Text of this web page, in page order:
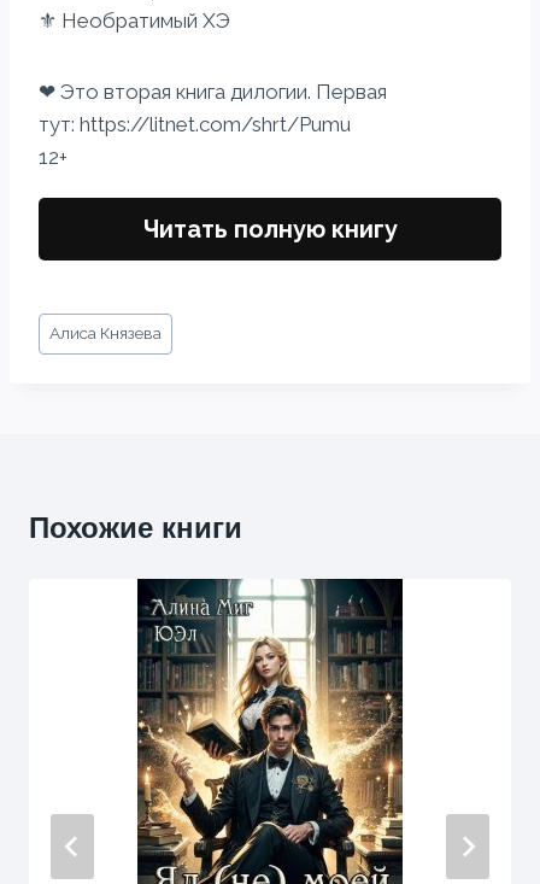
⚜ Необратимый ХЭ
❤ Это вторая книга дилогии. Первая
тут: https://litnet.com/shrt/Pumu
12+
Читать полную книгу
Метки
записи:
Алиса Князева
Похожие книги